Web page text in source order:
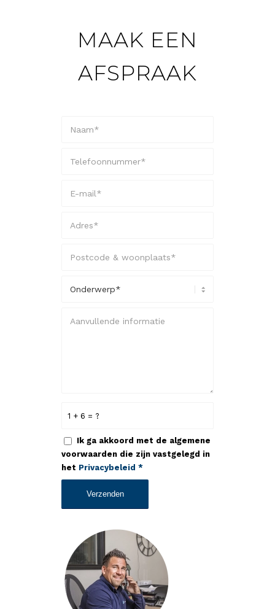
MAAK EEN
AFSPRAAK
1 + 6 = ?
Ik ga akkoord met de algemene
voorwaarden die zijn vastgelegd in
het Privacybeleid *